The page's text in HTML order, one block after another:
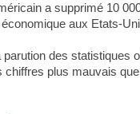
a supprimé 10
aux Etats-
des statistiques
plus mauvais